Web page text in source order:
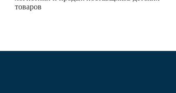
товаров